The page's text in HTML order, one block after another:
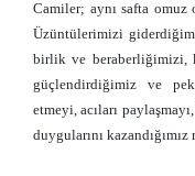
Camiler; aynı safta omuz
Üzüntülerimizi
birlik ve beraberliğimizi,
güçlendirdiğimiz ve
etmeyi, acıları
duygularını